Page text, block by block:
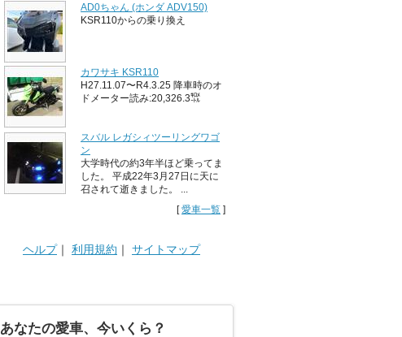
AD0ちゃん (ホンダ ADV150)
KSR110からの乗り換え
カワサキ KSR110
H27.11.07〜R4.3.25 降車時のオ
ドメーター読み:20,326.3㌖
スバル レガシィツーリングワゴ
ン
大学時代の約3年半ほど乗ってま
した。 平成22年3月27日に天に
召されて逝きました。 ...
[愛車一覧 ]
ヘルプ｜ 利用規約 ｜ サイトマップ
あなたの愛車、今いくら？